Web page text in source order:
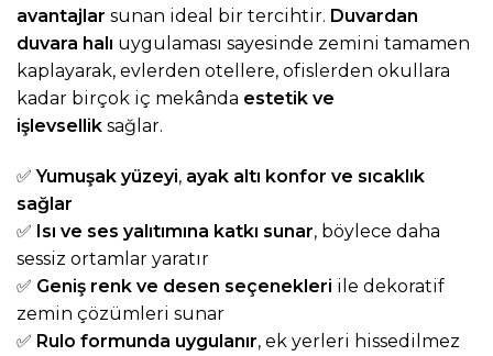
avantajlar sunan ideal bir tercihtir. Duvardan
duvara halı uygulaması sayesinde zemini tamamen
kaplayarak, evlerden otellere, ofislerden okullara
kadar birçok iç mekânda estetik ve
işlevsellik sağlar.
✅Yumuşak yüzeyi, ayak altı konfor ve sıcaklık
sağlar
✅ Isı ve ses yalıtımına katkı sunar, böylece daha
sessiz ortamlar yaratır
✅ Geniş renk ve desen seçenekleri ile dekoratif
zemin çözümleri sunar
✅ Rulo formunda uygulanır, ek yerleri hissedilmez